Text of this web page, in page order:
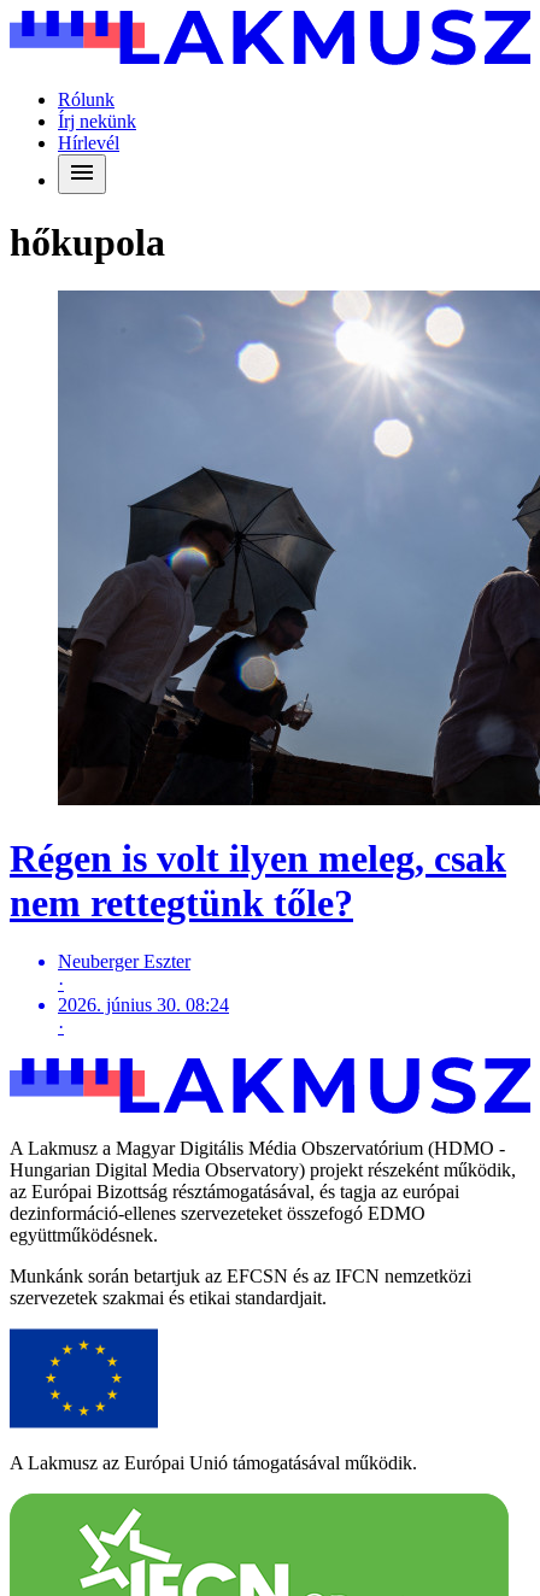
Rólunk
Írj nekünk
Hírlevél
hőkupola
Régen is volt ilyen meleg, csak
nem rettegtünk tőle?
Neuberger Eszter
·
2026. június 30. 08:24
·
A Lakmusz a Magyar Digitális Média Obszervatórium (HDMO -
Hungarian Digital Media Observatory) projekt részeként működik,
az Európai Bizottság résztámogatásával, és tagja az európai
dezinformáció-ellenes szervezeteket összefogó EDMO
együttműködésnek.
Munkánk során betartjuk az EFCSN és az IFCN nemzetközi
szervezetek szakmai és etikai standardjait.
A Lakmusz az Európai Unió támogatásával működik.